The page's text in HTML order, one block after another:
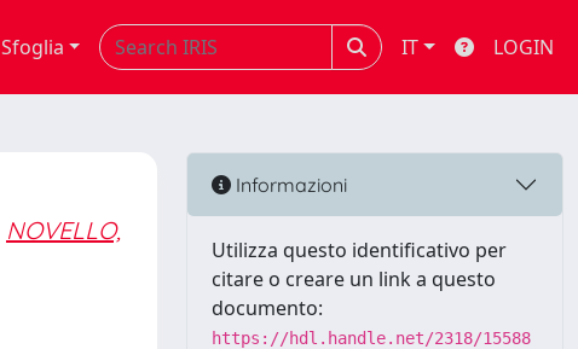
Sfoglia IT LOGIN
NOVELLO,
Informazioni
Utilizza questo identificativo per
citare o creare un link a questo
documento:
https://hdl.handle.net/2318/15588